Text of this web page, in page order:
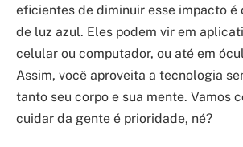
eficientes de diminuir esse impacto é
de luz azul. Eles podem vir em
celular ou computador, ou até em
Assim, você aproveita a tecnologia
tanto seu corpo e sua mente. Vamos
cuidar da gente é prioridade, né?